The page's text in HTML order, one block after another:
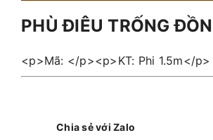
PHÙ ĐIÊU TRỐNG
<p>Mã: </p><p>KT: Phi 1.5m</p>
Chia sẻ với Zalo